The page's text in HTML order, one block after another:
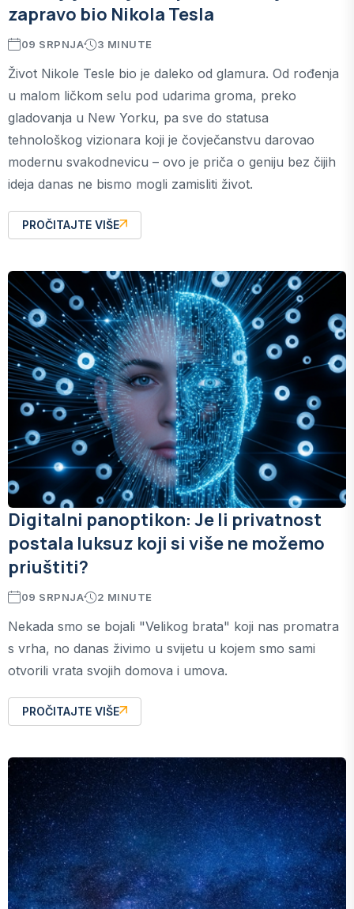
zapravo bio Nikola Tesla
09 SRPNJA 3 MINUTE
Život Nikole Tesle bio je daleko od glamura. Od rođenja
u malom ličkom selu pod udarima groma, preko
gladovanja u New Yorku, pa sve do statusa
tehnološkog vizionara koji je čovječanstvu darovao
modernu svakodnevicu – ovo je priča o geniju bez čijih
ideja danas ne bismo mogli zamisliti život.
PROČITAJTE VIŠE
Digitalni panoptikon: Je li privatnost
postala luksuz koji si više ne možemo
priuštiti?
09 SRPNJA 2 MINUTE
Nekada smo se bojali "Velikog brata" koji nas promatra
s vrha, no danas živimo u svijetu u kojem smo sami
otvorili vrata svojih domova i umova.
PROČITAJTE VIŠE